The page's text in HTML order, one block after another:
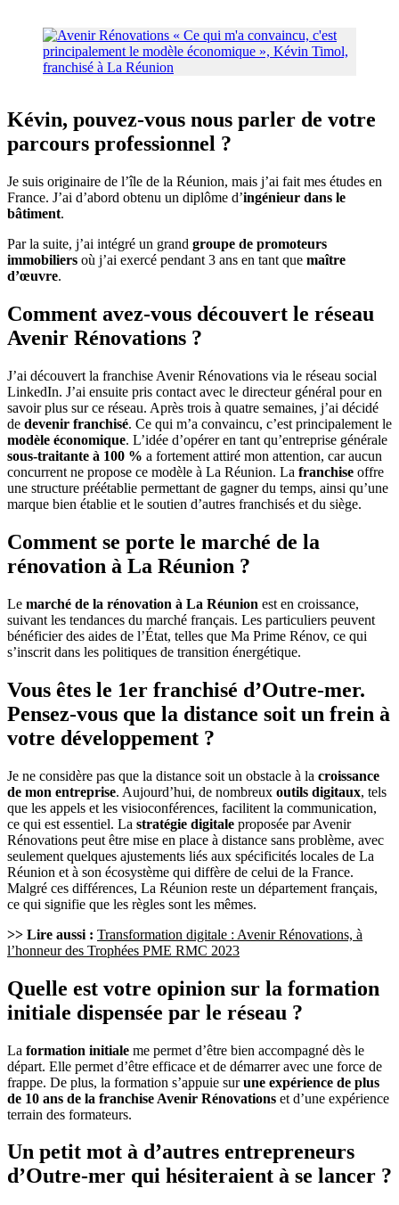
Kévin, pouvez-vous nous parler de votre
parcours professionnel ?
Je suis originaire de l’île de la Réunion, mais j’ai fait mes études en
France. J’ai d’abord obtenu un diplôme d’ingénieur dans le
bâtiment.
Par la suite, j’ai intégré un grand groupe de promoteurs
immobiliers où j’ai exercé pendant 3 ans en tant que maître
d’œuvre.
Comment avez-vous découvert le réseau
Avenir Rénovations ?
J’ai découvert la franchise Avenir Rénovations via le réseau social
LinkedIn. J’ai ensuite pris contact avec le directeur général pour en
savoir plus sur ce réseau. Après trois à quatre semaines, j’ai décidé
de devenir franchisé. Ce qui m’a convaincu, c’est principalement le
modèle économique. L’idée d’opérer en tant qu’entreprise générale
sous-traitante à 100 % a fortement attiré mon attention, car aucun
concurrent ne propose ce modèle à La Réunion. La franchise offre
une structure préétablie permettant de gagner du temps, ainsi qu’une
marque bien établie et le soutien d’autres franchisés et du siège.
Comment se porte le marché de la
rénovation à La Réunion ?
Le marché de la rénovation à La Réunion est en croissance,
suivant les tendances du marché français. Les particuliers peuvent
bénéficier des aides de l’État, telles que Ma Prime Rénov, ce qui
s’inscrit dans les politiques de transition énergétique.
Vous êtes le 1er franchisé d’Outre-mer.
Pensez-vous que la distance soit un frein à
votre développement ?
Je ne considère pas que la distance soit un obstacle à la croissance
de mon entreprise. Aujourd’hui, de nombreux outils digitaux, tels
que les appels et les visioconférences, facilitent la communication,
ce qui est essentiel. La stratégie digitale proposée par Avenir
Rénovations peut être mise en place à distance sans problème, avec
seulement quelques ajustements liés aux spécificités locales de La
Réunion et à son écosystème qui diffère de celui de la France.
Malgré ces différences, La Réunion reste un département français,
ce qui signifie que les règles sont les mêmes.
>> Lire aussi : Transformation digitale : Avenir Rénovations, à
l’honneur des Trophées PME RMC 2023
Quelle est votre opinion sur la formation
initiale dispensée par le réseau ?
La formation initiale me permet d’être bien accompagné dès le
départ. Elle permet d’être efficace et de démarrer avec une force de
frappe. De plus, la formation s’appuie surune expérience de plus
de 10 ans de la franchise Avenir Rénovations et d’une expérience
terrain des formateurs.
Un petit mot à d’autres entrepreneurs
d’Outre-mer qui hésiteraient à se lancer ?